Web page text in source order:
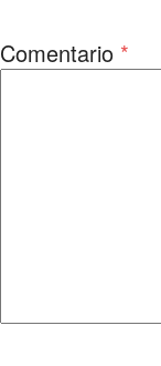
Comentario *